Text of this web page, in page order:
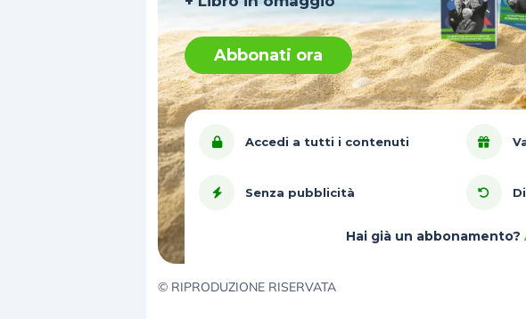
Abbonati ora
Accedi a tutti i contenuti
Senza pubblicità
Hai già un abbonamento?
© RIPRODUZIONE RISERVATA